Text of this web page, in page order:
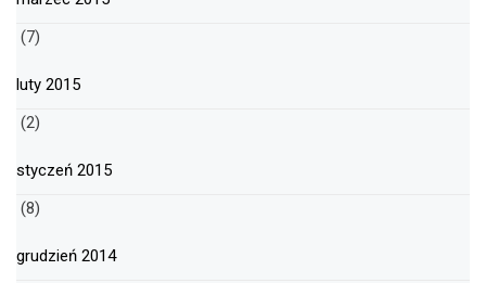
(7)
luty 2015
(2)
styczeń 2015
(8)
grudzień 2014